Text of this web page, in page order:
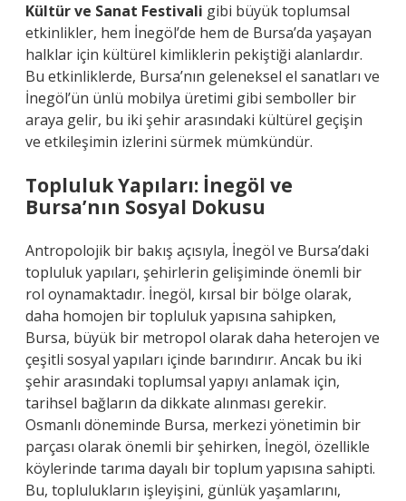
Kültür ve Sanat Festivali gibi büyük toplumsal
etkinlikler, hem İnegöl’de hem de Bursa’da yaşayan
halklar için kültürel kimliklerin pekiştiği alanlardır.
Bu etkinliklerde, Bursa’nın geleneksel el sanatları ve
İnegöl’ün ünlü mobilya üretimi gibi semboller bir
araya gelir, bu iki şehir arasındaki kültürel geçişin
ve etkileşimin izlerini sürmek mümkündür.
Topluluk Yapıları: İnegöl ve
Bursa’nın Sosyal Dokusu
Antropolojik bir bakış açısıyla, İnegöl ve Bursa’daki
topluluk yapıları, şehirlerin gelişiminde önemli bir
rol oynamaktadır. İnegöl, kırsal bir bölge olarak,
daha homojen bir topluluk yapısına sahipken,
Bursa, büyük bir metropol olarak daha heterojen ve
çeşitli sosyal yapıları içinde barındırır. Ancak bu iki
şehir arasındaki toplumsal yapıyı anlamak için,
tarihsel bağların da dikkate alınması gerekir.
Osmanlı döneminde Bursa, merkezi yönetimin bir
parçası olarak önemli bir şehirken, İnegöl, özellikle
köylerinde tarıma dayalı bir toplum yapısına sahipti.
Bu, toplulukların işleyişini, günlük yaşamlarını,